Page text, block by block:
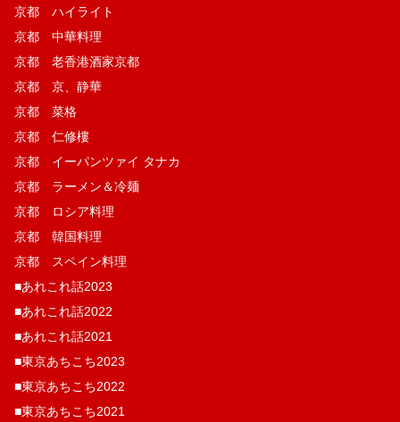
京都 ハイライト
京都 中華料理
京都 老香港酒家京都
京都 京、静華
京都 菜格
京都 仁修樓
京都 イーパンツァイ タナカ
京都 ラーメン＆冷麺
京都 ロシア料理
京都 韓国料理
京都 スペイン料理
■あれこれ話2023
■あれこれ話2022
■あれこれ話2021
■東京あちこち2023
■東京あちこち2022
■東京あちこち2021